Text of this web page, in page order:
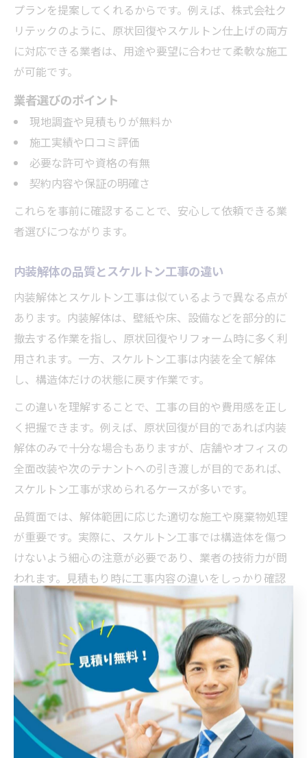
プランを提案してくれるからです。例えば、株式会社ク
リテックのように、原状回復やスケルトン仕上げの両方
に対応できる業者は、用途や要望に合わせて柔軟な施工
が可能です。
業者選びのポイント
現地調査や見積もりが無料か
施工実績や口コミ評価
必要な許可や資格の有無
契約内容や保証の明確さ
これらを事前に確認することで、安心して依頼できる業
者選びにつながります。
内装解体の品質とスケルトン工事の違い
内装解体とスケルトン工事は似ているようで異なる点が
あります。内装解体は、壁紙や床、設備などを部分的に
撤去する作業を指し、原状回復やリフォーム時に多く利
用されます。一方、スケルトン工事は内装を全て解体
し、構造体だけの状態に戻す作業です。
この違いを理解することで、工事の目的や費用感を正し
く把握できます。例えば、原状回復が目的であれば内装
解体のみで十分な場合もありますが、店舗やオフィスの
全面改装や次のテナントへの引き渡しが目的であれば、
スケルトン工事が求められるケースが多いです。
品質面では、解体範囲に応じた適切な施工や廃棄物処理
が重要です。実際に、スケルトン工事では構造体を傷つ
けないよう細心の注意が必要であり、業者の技術力が問
われます。見積もり時に工事内容の違いをしっかり確認
しましょう。
スケルトン工事でトラブル回避するコツ
スケルトン工事でトラブルを防ぐためには、契約前の情
報整理とコミュニケーションが不可欠です。特に、見積
もり内容の内訳や追加費用の可能性、工期の遅延リスク
を明確にしておくことが大切です。
なぜなら、工事後に「聞いていなかった追加費用が発生